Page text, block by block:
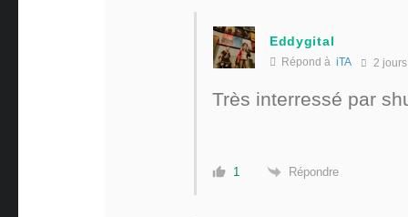
Eddygital
Répond à iTA 2 jours
Très interressé par
1 Répondre